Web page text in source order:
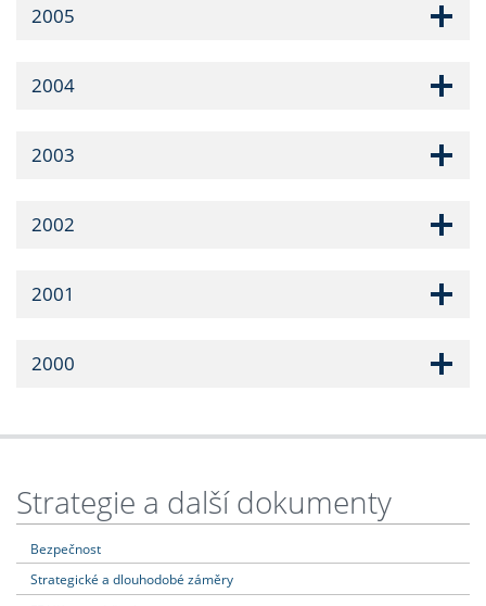
2005
2004
2003
2002
2001
2000
Strategie a další dokumenty
Bezpečnost
Strategické a dlouhodobé záměry